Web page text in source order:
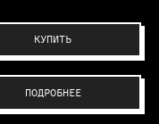
КУПИТЬ
ПОДРОБНЕЕ